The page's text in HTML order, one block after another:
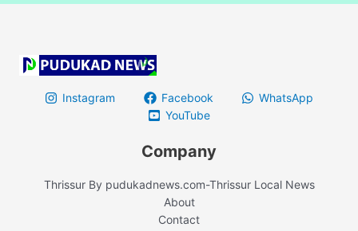
Instagram Facebook
WhatsApp
YouTube
Company
Thrissur By pudukadnews.com-Thrissur Local News
About
Contact